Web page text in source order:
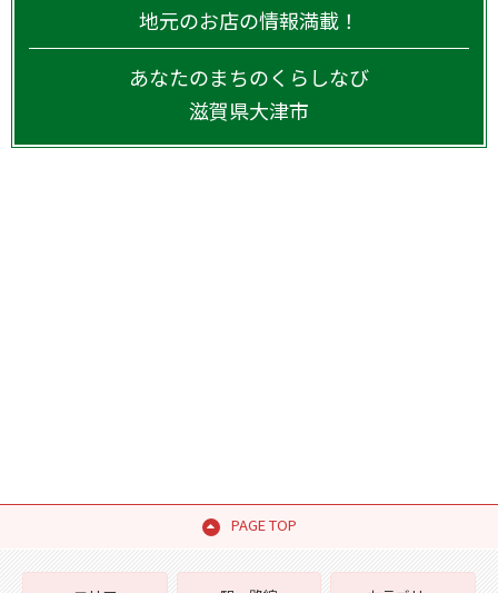
地元のお店の情報満載！
あなたのまちのくらしなび
滋賀県大津市
PAGE TOP